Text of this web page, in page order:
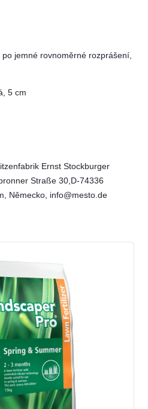
jemné rovnoměrné rozprášení,
5 cm
Ernst Stockburger
Straße 30,D-74336
Německo, info@mesto.de